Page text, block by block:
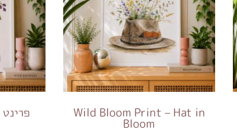
Wild Bloom Print – Hat in
Bloom